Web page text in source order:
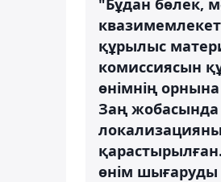
құрылыс
комиссиясын
өнімнің
Заң жобасында
өнім шығаруды